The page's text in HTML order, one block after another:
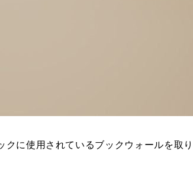
に使用されているブックウォールを取